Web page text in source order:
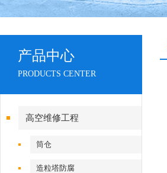
产品中心
PRODUCTS CENTER
高空维修工程
筒仓
造粒塔防腐